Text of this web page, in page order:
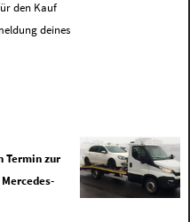
den Kauf
deines
Termin zur